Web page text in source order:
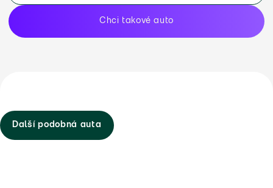
Chci takové auto
Další podobná auta